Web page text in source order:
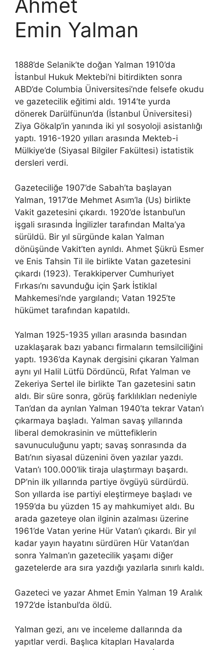
Ahmet
Emin Yalman
1888’de Selanik’te doğan Yalman 1910’da
İstanbul Hukuk Mektebi’ni bitirdikten sonra
ABD’de Columbia Üniversitesi’nde felsefe okudu
ve gazetecilik eğitimi aldı. 1914’te yurda
dönerek Darülfünun’da (İstanbul Üniversitesi)
Ziya Gökalp’in yanında iki yıl sosyoloji asistanlığı
yaptı. 1916-1920 yılları arasında Mekteb-i
Mülkiye’de (Siyasal Bilgiler Fakültesi) istatistik
dersleri verdi.
Gazeteciliğe 1907’de Sabah’ta başlayan
Yalman, 1917’de Mehmet Asım’la (Us) birlikte
Vakit gazetesini çıkardı. 1920’de İstanbul’un
işgali sırasında İngilizler tarafından Malta’ya
sürüldü. Bir yıl sürgünde kalan Yalman
dönüşünde Vakit’ten ayrıldı. Ahmet Şükrü Esmer
ve Enis Tahsin Til ile birlikte Vatan gazetesini
çıkardı (1923). Terakkiperver Cumhuriyet
Fırkası’nı savunduğu için Şark İstiklal
Mahkemesi’nde yargılandı; Vatan 1925’te
hükümet tarafından kapatıldı.
Yalman 1925-1935 yılları arasında basından
uzaklaşarak bazı yabancı firmaların temsilciliğini
yaptı. 1936’da Kaynak dergisini çıkaran Yalman
aynı yıl Halil Lütfü Dördüncü, Rıfat Yalman ve
Zekeriya Sertel ile birlikte Tan gazetesini satın
aldı. Bir süre sonra, görüş farklılıkları nedeniyle
Tan’dan da ayrılan Yalman 1940’ta tekrar Vatan’ı
çıkarmaya başladı. Yalman savaş yıllarında
liberal demokrasinin ve müttefiklerin
savunuculuğunu yaptı; savaş sonrasında da
Batı’nın siyasal düzenini öven yazılar yazdı.
Vatan’ı 100.000’lik tiraja ulaştırmayı başardı.
DP’nin ilk yıllarında partiye övgüyü sürdürdü.
Son yıllarda ise partiyi eleştirmeye başladı ve
1959’da bu yüzden 15 ay mahkumiyet aldı. Bu
arada gazeteye olan ilginin azalması üzerine
1961’de Vatan yerine Hür Vatan’ı çıkardı. Bir yıl
kadar yayın hayatını sürdüren Hür Vatan’dan
sonra Yalman’ın gazetecilik yaşamı diğer
gazetelerde ara sıra yazdığı yazılarla sınırlı kaldı.
Gazeteci ve yazar Ahmet Emin Yalman 19 Aralık
1972’de İstanbul’da öldü.
Yalman gezi, anı ve inceleme dallarında da
yapıtlar verdi. Başlıca kitapları Havalarda